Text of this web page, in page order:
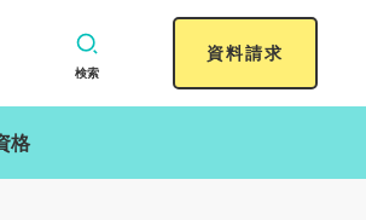
検索
資料請求
格